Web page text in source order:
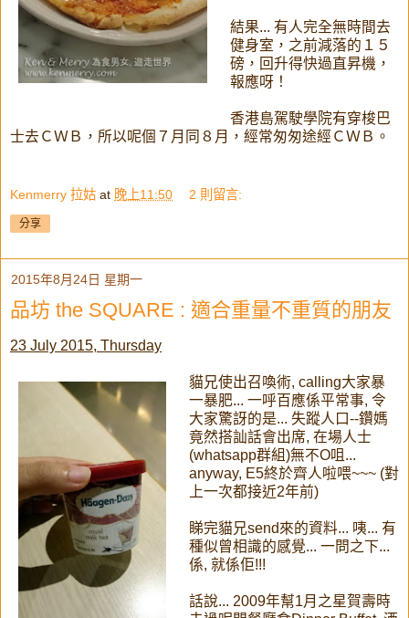
結果... 有人完全無時間去
健身室，之前減落的１５
磅，回升得快過直昇機，
報應呀！
香港島駕駛學院有穿梭巴
士去ＣＷＢ，所以呢個７月同８月，經常匆匆途經ＣＷＢ。
Kenmerry 拉姑 at 晚上11:50 2 則留言:
分享
2015年8月24日 星期一
品坊 the SQUARE : 適合重量不重質的朋友
23 July 2015, Thursday
貓兄使出召喚術, calling大家暴
一暴肥... 一呼百應係平常事, 令
大家驚訝的是... 失蹤人口--鑽媽
竟然搭訕話會出席, 在場人士
(whatsapp群組)無不O咀...
anyway, E5終於齊人啦喂~~~ (對
上一次都接近2年前)
睇完貓兄send來的資料... 咦... 有
種似曾相識的感覺... 一問之下...
係, 就係佢!!!
話說... 2009年幫1月之星賀壽時